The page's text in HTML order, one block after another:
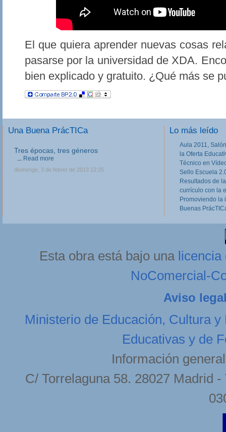
El que quiera aprender nuevas cosas
pasarse por la universidad de XDA.
bien explicado y gratuito. ¿Qué más se
Una Buena PrácTICa
Tres épocas, tres géneros
... Read more
diumenge, 3 de febrer de 2013 12:25
Lo más leído
Aula 2011,
la Oferta
Técnico en
Sello Escuela
Resultados de
currículo con la
Promoviendo la
Buenas
Esta obra está bajo una licencia
NoComercial-
Aviso
Ministerio de Educación, Cultura y
Educativas y de
Información
C/ Torrelaguna 58. 28027 Madrid